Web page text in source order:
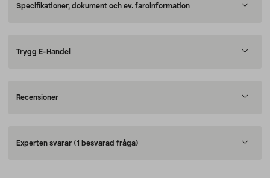
Specifikationer, dokument och ev. faroinformation
Trygg E-Handel
Recensioner
Experten svarar (1 besvarad fråga)